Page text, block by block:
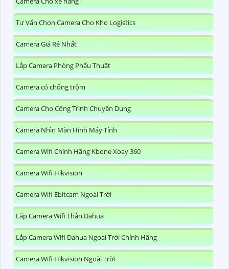
Tư Vấn Chọn Camera Cho Kho Logistics
Camera Giá Rẻ Nhất
Lắp Camera Phòng Phẩu Thuật
Camera có chống trộm
Camera Cho Công Trình Chuyên Dụng
Camera Nhìn Màn Hình Máy Tính
Camera Wifi Chính Hãng Kbone Xoay 360
Camera Wifi Hikvision
Camera Wifi Ebitcam Ngoài Trời
Lắp Camera Wifi Thân Dahua
Lắp Camera Wifi Dahua Ngoài Trời Chính Hãng
Camera Wifi Hikvision Ngoài Trời